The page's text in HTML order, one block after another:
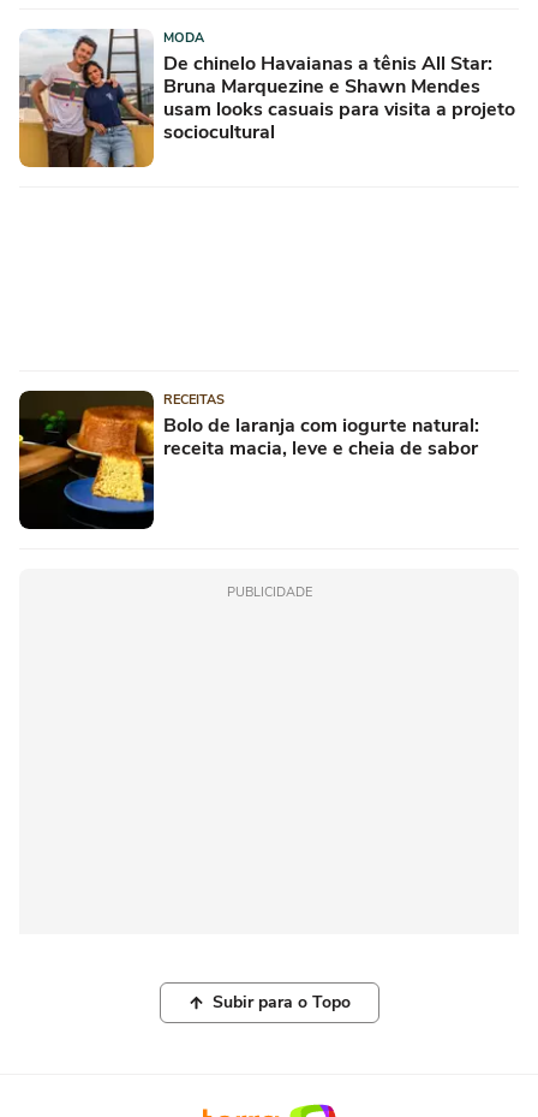
MODA
De chinelo Havaianas a tênis All Star:
Bruna Marquezine e Shawn Mendes
usam looks casuais para visita a projeto
sociocultural
RECEITAS
Bolo de laranja com iogurte natural:
receita macia, leve e cheia de sabor
PUBLICIDADE
Subir para o Topo